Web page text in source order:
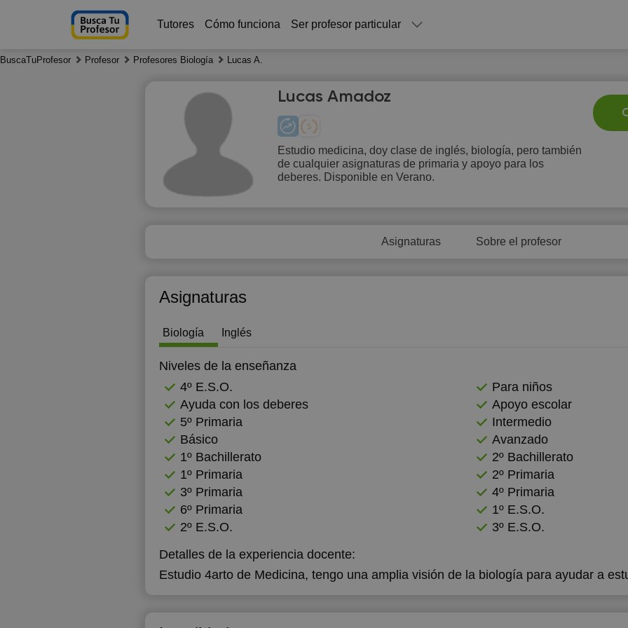
Tutores Cómo funciona Ser profesor particular
BuscaTuProfesor Profesor Profesores Biología Lucas A.
Lucas Amadoz
Estudio medicina, doy clase de inglés, biología, pero también
de cualquier asignaturas de primaria y apoyo para los
deberes. Disponible en Verano.
Asignaturas Sobre el profesor
Asignaturas
Biología Inglés
Niveles de la enseñanza
4º E.S.O.
Para niños
Ayuda con los deberes
Apoyo escolar
5º Primaria
Intermedio
Básico
Avanzado
1º Bachillerato
2º Bachillerato
1º Primaria
2º Primaria
3º Primaria
4º Primaria
6º Primaria
1º E.S.O.
2º E.S.O.
3º E.S.O.
Detalles de la experiencia docente:
Estudio 4arto de Medicina, tengo una amplia visión de la biología para ayudar a
Sa
8
Su
Mo